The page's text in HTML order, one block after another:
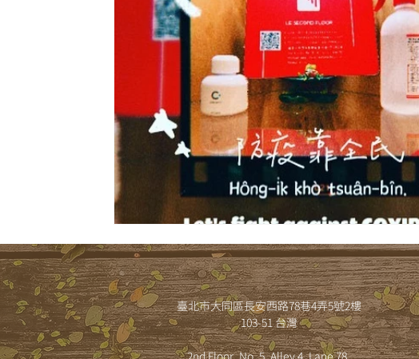
臺北市大同區長安西路78巷4弄5號2樓
103-51 台灣